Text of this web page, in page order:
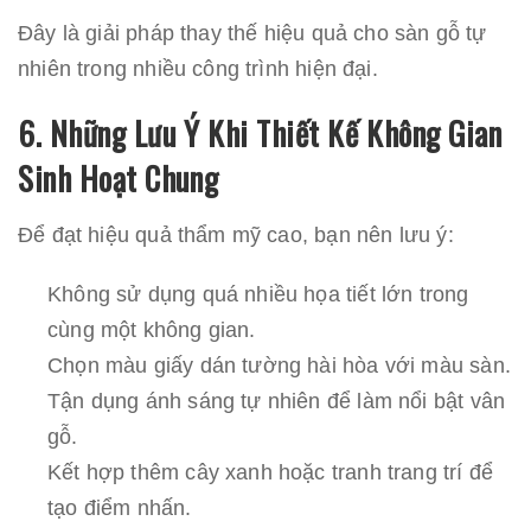
Đây là giải pháp thay thế hiệu quả cho sàn gỗ tự
nhiên trong nhiều công trình hiện đại.
6. Những Lưu Ý Khi Thiết Kế Không Gian
Sinh Hoạt Chung
Để đạt hiệu quả thẩm mỹ cao, bạn nên lưu ý:
Không sử dụng quá nhiều họa tiết lớn trong
cùng một không gian.
Chọn màu giấy dán tường hài hòa với màu sàn.
Tận dụng ánh sáng tự nhiên để làm nổi bật vân
gỗ.
Kết hợp thêm cây xanh hoặc tranh trang trí để
tạo điểm nhấn.